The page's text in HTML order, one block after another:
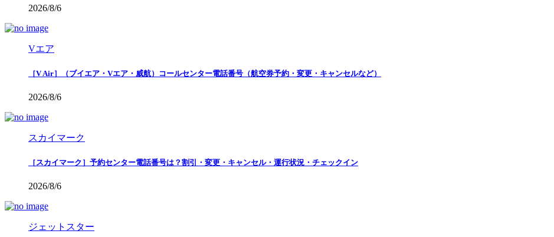
2026/8/6
Vエア
［V Air］（ブイエア・Vエア・威航）コールセンター電話番号（航空券予約・変更・キャンセルなど）
2026/8/6
スカイマーク
［スカイマーク］予約センター電話番号は？割引・変更・キャンセル・運行状況・チェックイン
2026/8/6
ジェットスター